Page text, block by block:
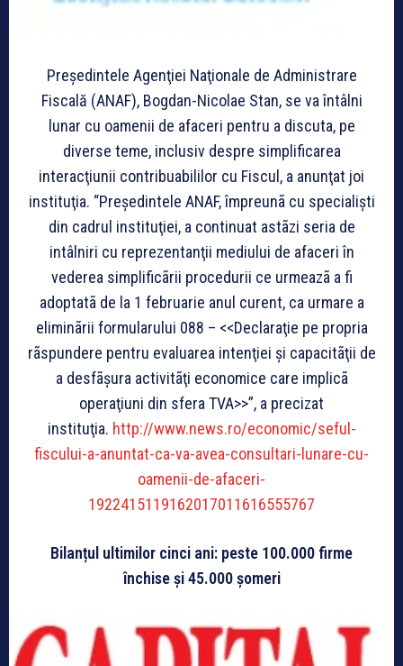
Preşedintele Agenţiei Naţionale de Administrare
Fiscală (ANAF), Bogdan-Nicolae Stan, se va întâlni
lunar cu oamenii de afaceri pentru a discuta, pe
diverse teme, inclusiv despre simplificarea
interacţiunii contribuabililor cu Fiscul, a anunţat joi
instituţia. “Preşedintele ANAF, împreunã cu specialişti
din cadrul instituţiei, a continuat astãzi seria de
intâlniri cu reprezentanţii mediului de afaceri în
vederea simplificãrii procedurii ce urmeazã a fi
adoptatã de la 1 februarie anul curent, ca urmare a
eliminãrii formularului 088 – <<Declaraţie pe propria
rãspundere pentru evaluarea intenţiei şi capacitãţii de
a desfãşura activitãţi economice care implicã
operaţiuni din sfera TVA>>”, a precizat
instituţia. http://www.news.ro/economic/seful-
fiscului-a-anuntat-ca-va-avea-consultari-lunare-cu-
oamenii-de-afaceri-
1922415119162017011616555767
Bilanțul ultimilor cinci ani: peste 100.000 firme
închise și 45.000 șomeri